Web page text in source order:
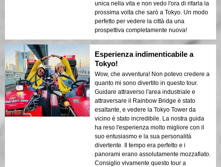
unica nella vita e non vedo l'ora di rifarla la
prossima volta che sarò a Tokyo. Un modo
perfetto per vedere la città da una
prospettiva completamente nuova!
Esperienza indimenticabile a
Tokyo!
Wow, che avventura! Non potevo credere a
quanto mi sono divertito in questo tour.
Guidare attraverso l'area industriale e
attraversare il Rainbow Bridge è stato
esaltante, e vedere la Tokyo Tower da
vicino è stato incredibile. La nostra guida
ha reso l'esperienza molto migliore con il
suo entusiasmo e la sua personalità
divertente. Il tempo era perfetto e i
panorami erano assolutamente mozzafiato.
Consiglio vivamente questo tour a